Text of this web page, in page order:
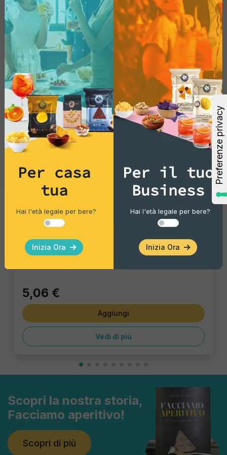
innovativo, sono pronte a rendere ogni
momento indimenticabile. Prendi una fetta,
preparati a esplorare nuovi orizzonti
gastronomici e scopri quanto la tua
personalità decisa possa essere appagata
da questo delizioso prodotto.Provale
subito!
Gourmet Snack
Taralli classici
Pacco singolo
5,06 €
Aggiungi
Vedi di più
Scopri la nostra storia,
Facciamo aperitivo!
Scopri di più
Per casa
tua
Hai l'età legale per bere?
Inizia Ora
Per il tuo
Business
Hai l'età legale per bere?
Inizia Ora